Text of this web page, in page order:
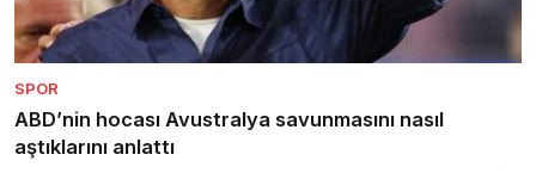
SPOR
ABD’nin hocası Avustralya savunmasını nasıl
aştıklarını anlattı